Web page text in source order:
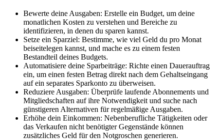
Bewerte deine Ausgaben: Erstelle ein Budget, um deine
monatlichen Kosten zu verstehen und Bereiche zu
identifizieren, in denen du sparen kannst.
Setze ein Sparziel: Bestimme, wie viel Geld du pro Monat
beiseitelegen kannst, und mache es zu einem festen
Bestandteil deines Budgets.
Automatisiere deine Sparbeiträge: Richte einen Dauerauftrag
ein, um einen festen Betrag direkt nach dem Gehaltseingang
auf ein separates Sparkonto zu überweisen.
Reduziere Ausgaben: Überprüfe laufende Abonnements und
Mitgliedschaften auf ihre Notwendigkeit und suche nach
günstigeren Alternativen für regelmäßige Ausgaben.
Erhöhe dein Einkommen: Nebenberufliche Tätigkeiten oder
das Verkaufen nicht benötigter Gegenstände können
zusätzliches Geld für den Notgroschen generieren.